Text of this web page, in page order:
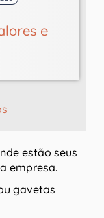
e
estão seus
empresa.
gavetas